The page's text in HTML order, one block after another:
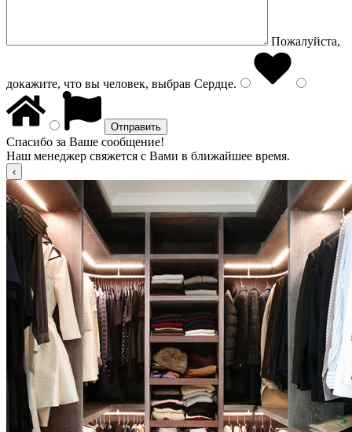
Пожалуйста,
докажите, что вы человек, выбрав Сердце.
Спасибо за Ваше сообщение!
Наш менеджер свяжется с Вами в ближайшее время.